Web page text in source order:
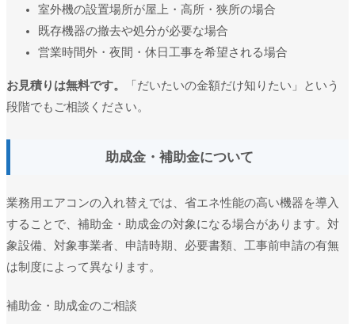
室外機の設置場所が屋上・高所・狭所の場合
既存機器の撤去や処分が必要な場合
営業時間外・夜間・休日工事を希望される場合
お見積りは無料です。
「だいたいの金額だけ知りたい」という
段階でもご相談ください。
助成金・補助金について
業務用エアコンの入れ替えでは、省エネ性能の高い機器を導入
することで、補助金・助成金の対象になる場合があります。対
象設備、対象事業者、申請時期、必要書類、工事前申請の有無
は制度によって異なります。
補助金・助成金のご相談